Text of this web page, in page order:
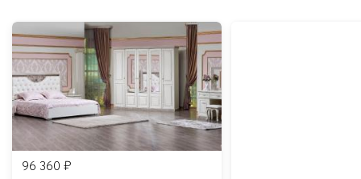
96 360 ₽